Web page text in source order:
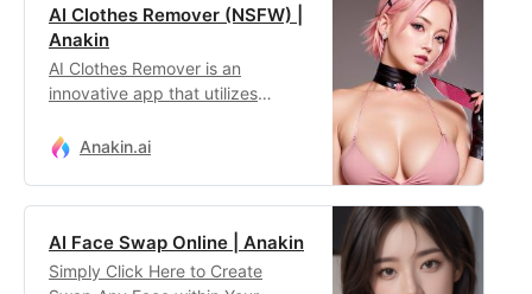
AI Clothes Remover (NSFW) |
Anakin
AI Clothes Remover is an
innovative app that utilizes
seamlessly remove clothing from
unparalleled creative freedom
artistry.
Anakin.ai
AI Face Swap Online | Anakin
Simply Click Here to Create